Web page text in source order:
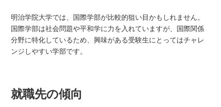
明治学院大学では、国際学部が比較的狙い目かもしれません。
国際学部は社会問題や平和学に力を入れていますが、国際関係
分野に特化しているため、興味がある受験生にとってはチャレ
ンジしやすい学部です。
就職先の傾向